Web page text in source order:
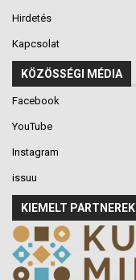
Hirdetés
Kapcsolat
KÖZÖSSÉGI MÉDIA
Facebook
YouTube
Instagram
issuu
KIEMELT PARTNEREK